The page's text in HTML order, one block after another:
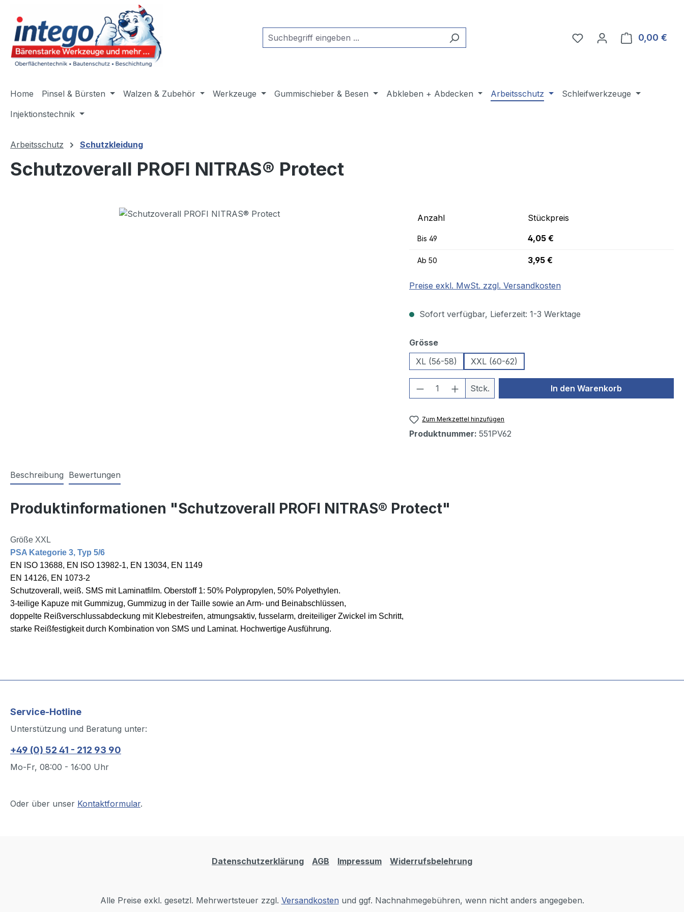
Zur Hauptnavigation springen
Du hast 0 Produkte auf
0,00 €
Home Pinsel & Bürsten Walzen & Zubehör Werkzeuge Gummischieber & Besen Abkleben + Abdecken Arbeitsschutz
Schleifwerkzeuge
Injektionstechnik
Arbeitsschutz Schutzkleidung
Schutzoverall PROFI NITRAS® Protect
Anzahl Stückpreis
Bis 49 4,05 €
Ab 50 3,95 €
Preise exkl. MwSt. zzgl. Versandkosten
Sofort verfügbar, Lieferzeit: 1-3 Werktage
Grösseauswählen
XL (56-58)
XXL (60-62)
Produkt Anzahl: Gib den gewünschten Wert
Stck. In den Warenkorb
Zum Merkzettel hinzufügen
Produktnummer: 551PV62
Beschreibung Bewertungen
Produktinformationen "Schutzoverall PROFI NITRAS® Protect"
Größe XXL
PSA Kategorie 3, Typ 5/6
EN ISO 13688, EN ISO 13982-1, EN 13034, EN 1149
EN 14126, EN 1073-2
Schutzoverall, weiß. SMS mit Laminatfilm. Oberstoff 1: 50% Polypropylen, 50% Polyethylen.
3-teilige Kapuze mit Gummizug, Gummizug in der Taille sowie an Arm- und Beinabschlüssen,
doppelte Reißverschlussabdeckung mit Klebestreifen, atmungsaktiv, fusselarm, dreiteiliger Zwickel im Schritt,
starke Reißfestigkeit durch Kombination von SMS und Laminat. Hochwertige Ausführung.
Service-Hotline
Unterstützung und Beratung unter:
+49 (0) 52 41 - 212 93 90
Mo-Fr, 08:00 - 16:00 Uhr
Oder über unser Kontaktformular.
Datenschutzerklärung AGB Impressum Widerrufsbelehrung
Alle Preise exkl. gesetzl. Mehrwertsteuer zzgl. Versandkosten und ggf. Nachnahmegebühren, wenn nicht anders angegeben.